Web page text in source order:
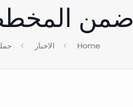
المخطط
Home الاخبار